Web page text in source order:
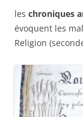
les chroniques
évoquent les
Religion